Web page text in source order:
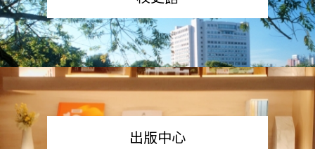
出版中心